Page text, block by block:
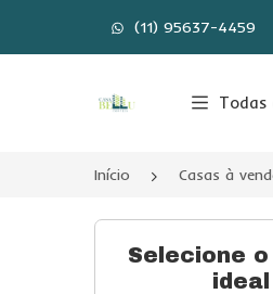
(11) 95637-4459
Página inicial
Todas
Início Casas à
Selecione o
ideal